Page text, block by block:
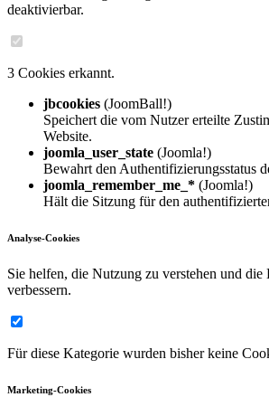
deaktivierbar.
3 Cookies erkannt.
jbcookies (JoomBall!)
Speichert die vom Nutzer erteilte
Website.
joomla_user_state (Joomla!)
Bewahrt den Authentifizierungsstatus
joomla_remember_me_* (Joomla!)
Hält die Sitzung für den
Analyse-Cookies
Sie helfen, die Nutzung zu verstehen und die
verbessern.
Für diese Kategorie wurden bisher keine
Marketing-Cookies